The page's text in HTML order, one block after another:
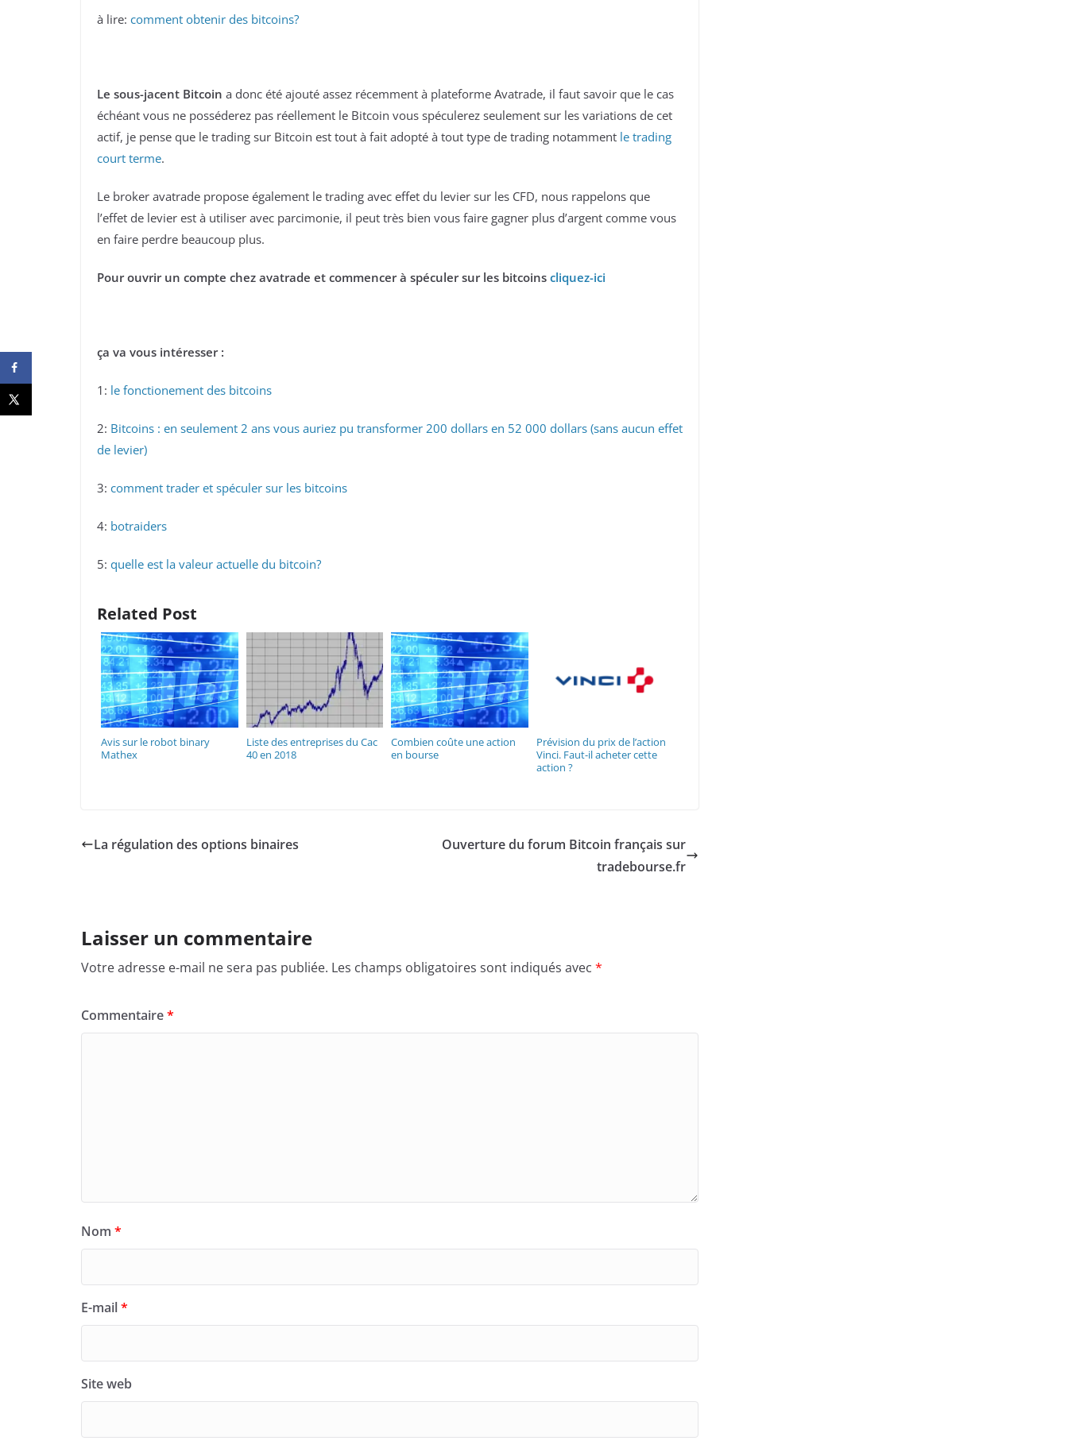
à lire: comment obtenir des bitcoins?
Le sous-jacent Bitcoin a donc été ajouté assez récemment à plateforme Avatrade, il faut savoir que le cas
échéant vous ne posséderez pas réellement le Bitcoin vous spéculerez seulement sur les variations de cet
actif, je pense que le trading sur Bitcoin est tout à fait adopté à tout type de trading notamment le trading
court terme.
Le broker avatrade propose également le trading avec effet du levier sur les CFD, nous rappelons que
l’effet de levier est à utiliser avec parcimonie, il peut très bien vous faire gagner plus d’argent comme vous
en faire perdre beaucoup plus.
Pour ouvrir un compte chez avatrade et commencer à spéculer sur les bitcoins cliquez-ici
ça va vous intéresser :
1: le fonctionement des bitcoins
2: Bitcoins : en seulement 2 ans vous auriez pu transformer 200 dollars en 52 000 dollars (sans aucun effet
de levier)
3: comment trader et spéculer sur les bitcoins
4: botraiders
5: quelle est la valeur actuelle du bitcoin?
Related Post
Avis sur le robot binary
Mathex
Liste des entreprises du Cac
40 en 2018
Combien coûte une action
en bourse
Prévision du prix de l’action
Vinci. Faut-il acheter cette
action ?
La régulation des options binaires
Ouverture du forum Bitcoin français sur
tradebourse.fr
Laisser un commentaire
Votre adresse e-mail ne sera pas publiée. Les champs obligatoires sont indiqués avec *
Commentaire*
Nom *
E-mail*
Site web